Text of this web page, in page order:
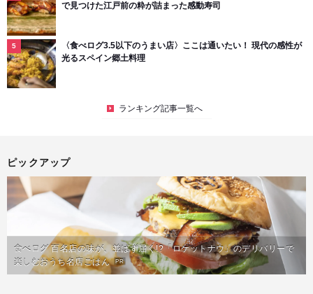
で見つけた江戸前の粋が詰まった感動寿司
〈食べログ3.5以下のうまい店〉ここは通いたい！ 現代の感性が
光るスペイン郷土料理
ランキング記事一覧へ
ピックアップ
食べログ 百名店の味が、並ばず届く!?「ロケットナウ」のデリバリーで
楽しむおうち名店ごはん PR